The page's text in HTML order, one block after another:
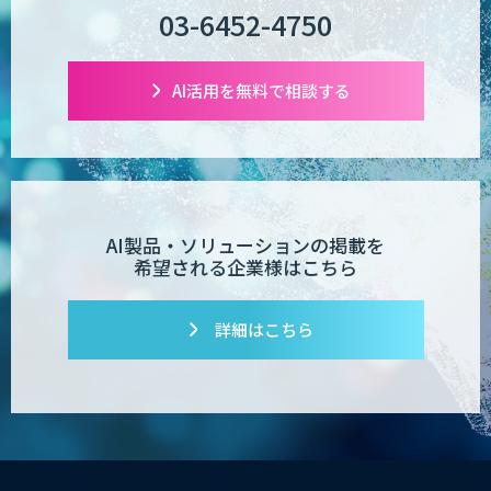
03-6452-4750
AI活用を無料で相談する
AI製品・ソリューションの掲載を
希望される企業様はこちら
詳細はこちら